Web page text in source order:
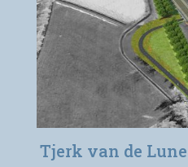
Tjerk van de